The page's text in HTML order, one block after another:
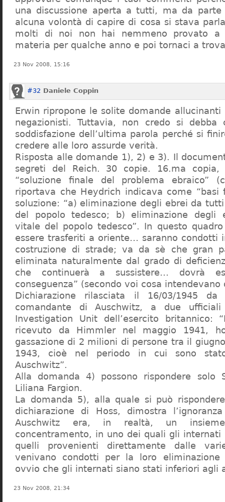
una discussione aperta a tutti, ma da parte
alcuna volontà di capire di cosa si stava
molti di noi non hai nemmeno provato a
materia per qualche anno e poi tornaci a
23 Nov 2008, 15:16
#32 Daniele Coppin
Erwin ripropone le solite domande
negazionisti. Tuttavia, non credo si debba
soddisfazione dell’ultima parola perché si
credere alle loro assurde verità.
Risposta alle domande 1), 2) e 3). Il
segreti del Reich. 30 copie. 16.ma copia,
“soluzione finale del problema ebraico”
riportava che Heydrich indicava come “basi
soluzione: “a) eliminazione degli ebrei da
del popolo tedesco; b) eliminazione degli
vitale del popolo tedesco”. In questo
essere trasferiti a oriente… saranno condotti
costruzione di strade; va da sè che gran
eliminata naturalmente dal grado di
che continuerà a sussistere… dovrà
conseguenza” (secondo voi cosa intendevano
Dichiarazione rilasciata il 16/03/1945
comandante di Auschwitz, a due
Investigation Unit dell’esercito britannico:
ricevuto da Himmler nel maggio 1941,
gassazione di 2 milioni di persone tra il
1943, cioè nel periodo in cui sono
Auschwitz”.
Alla domanda 4) possono rispondere solo
Liliana Fargion.
La domanda 5), alla quale si può
dichiarazione di Hoss, dimostra
Auschwitz era, in realtà, un
concentramento, in uno dei quali gli
quelli provenienti direttamente dalle
venivano condotti per la loro eliminazione
ovvio che gli internati siano stati inferiori agli
23 Nov 2008, 21:34